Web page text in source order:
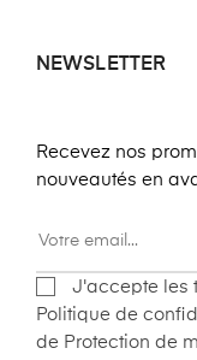
NEWSLETTER
Recevez nos
nouveautés en
J'accepte les
Politique de
de Protection de